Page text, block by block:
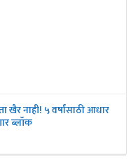
खैर नाही! ५ वर्षांसाठी आधार
ब्लॉक